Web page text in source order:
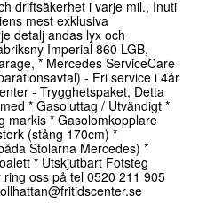
driftsäkerhet i varje mil., Inuti
mest exklusiva
detalj andas lyx och
Imperial 860 LGB,
* Mercedes ServiceCare
- Fri service i 4år
- Trygghetspaket, Detta
* Gasoluttag / Utvändigt *
markis * Gasolomkopplare
(stång 170cm) *
Stolarna Mercedes) *
* Utskjutbart Fotsteg
oss på tel 0520 211 905